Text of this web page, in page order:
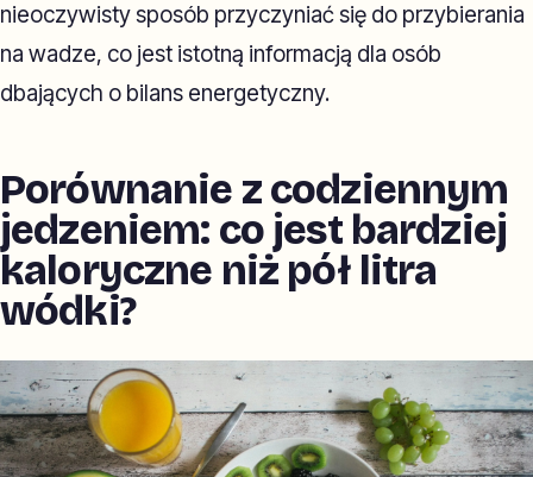
nieoczywisty sposób przyczyniać się do przybierania
na wadze, co jest istotną informacją dla osób
dbających o bilans energetyczny.
Porównanie z codziennym
jedzeniem: co jest bardziej
kaloryczne niż pół litra
wódki?